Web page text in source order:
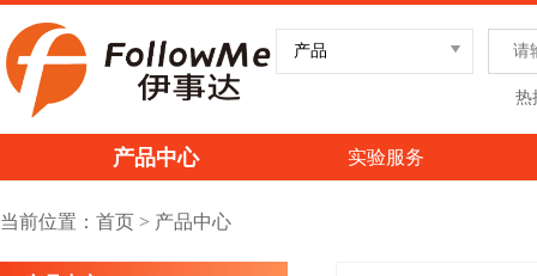
热
产品中心 实验服务
当前位置： 首页 > 产品中心